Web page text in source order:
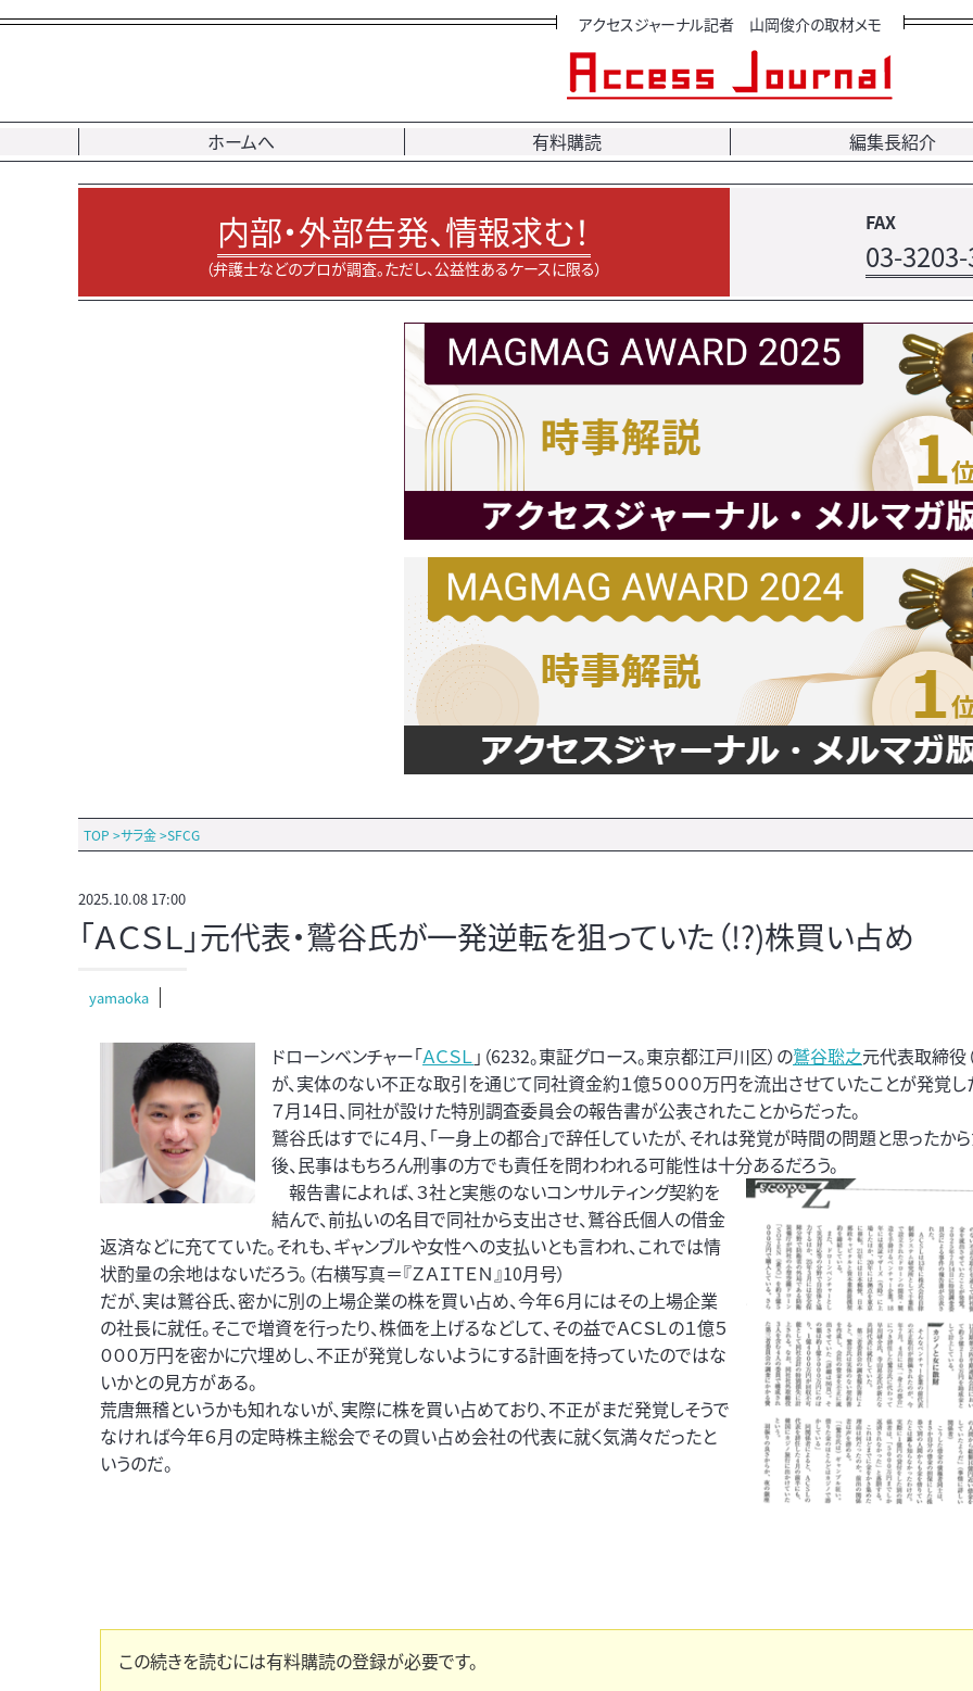
アクセスジャーナル記者 山岡俊介の取材メモ
ホームへ 有料購読 編集長紹介
内部・外部告発、情報求む！
（弁護士などのプロが調査。ただし、公益性あるケースに限る）
FAX
03-
TOP >サラ金>SFCG
2025.10.08 17:00
「ＡＣＳＬ」元代表・鷲谷氏が一発逆転を狙っていた（!?)株買い占め
yamaoka
ドローンベンチャー「ＡＣＳＬ 」（6232。東証グロース。東京都江戸川区）の鷲谷聡之元代表取締役
が、実体のない不正な取引を通じて同社資金約１億５０００万円を流出させていたことが発覚
７月14日、同社が設けた特別調査委員会の報告書が公表されたことからだった。
鷲谷氏はすでに４月、「一身上の都合」で辞任していたが、それは発覚が時間の問題と思ったから
後、民事はもちろん刑事の方でも責任を問わわれる可能性は十分あるだろう。
報告書によれば、３社と実態のないコンサルティング契約を
結んで、前払いの名目で同社から支出させ、鷲谷氏個人の借金
返済などに充てていた。それも、ギャンブルや女性への支払いとも言われ、これでは情
状酌量の余地はないだろう。（右横写真＝『ＺＡＩＴＥＮ』10月号）
だが、実は鷲谷氏、密かに別の上場企業の株を買い占め、今年６月にはその上場企業
の社長に就任。そこで増資を行ったり、株価を上げるなどして、その益でＡＣＳＬの１億５
０００万円を密かに穴埋めし、不正が発覚しないようにする計画を持っていたのではな
いかとの見方がある。
荒唐無稽というかも知れないが、実際に株を買い占めており、不正がまだ発覚しそうで
なければ今年６月の定時株主総会でその買い占め会社の代表に就く気満々だったと
いうのだ。
この続きを読むには有料購読の登録が必要です。